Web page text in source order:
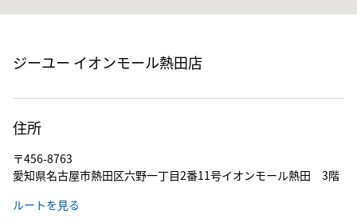
ジーユー イオンモール熱田店
住所
〒456-8763
愛知県名古屋市熱田区六野一丁目2番11号イオンモール熱田 3階
ルートを見る